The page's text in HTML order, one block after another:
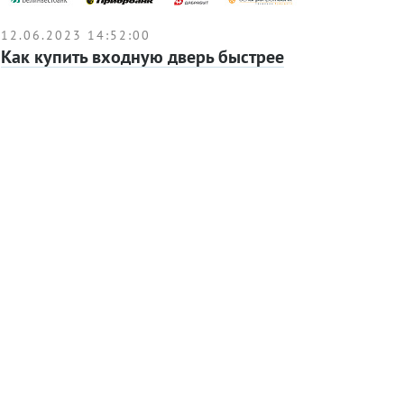
12.06.2023 14:52:00
Как купить входную дверь быстрее